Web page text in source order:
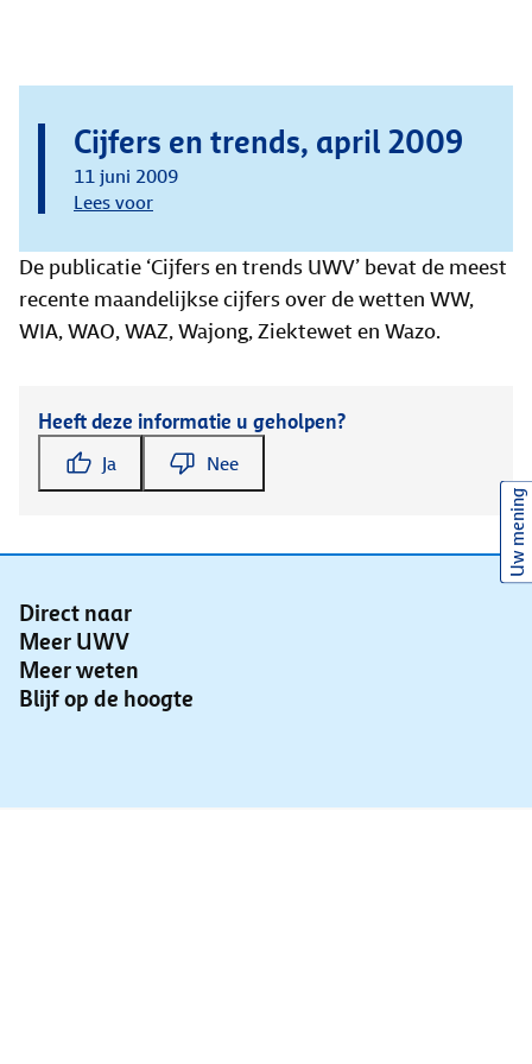
Cijfers en trends, april 2009
11 juni 2009
Lees voor
De publicatie ‘Cijfers en trends UWV’ bevat de meest
recente maandelijkse cijfers over de wetten WW,
WIA, WAO, WAZ, Wajong, Ziektewet en Wazo.
Heeft deze informatie u geholpen?
Ja Nee
Direct naar
Meer UWV
Meer weten
Blijf op de hoogte
Uw mening